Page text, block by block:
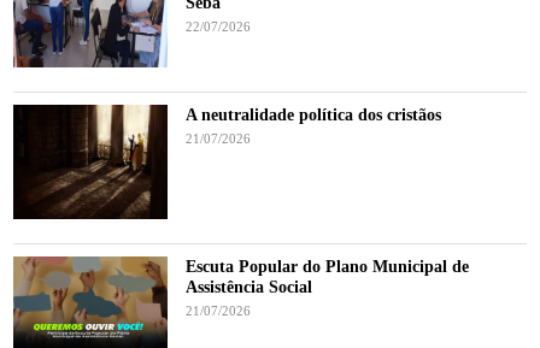
22/07/2026
A neutralidade política dos cristãos
21/07/2026
Escuta Popular do Plano Municipal de
Assistência Social
21/07/2026